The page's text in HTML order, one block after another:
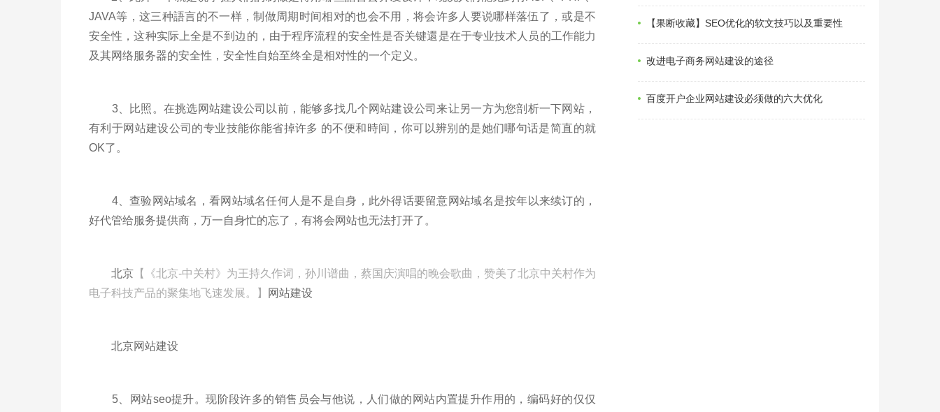
JAVA等，这三种語言的不一样，制做周期时间相对的也会不用，将会许多人要说哪样落伍了，或是不
安全性，这种实际上全是不到边的，由于程序流程的安全性是否关键還是在于专业技术人员的工作能力
及其网络服务器的安全性，安全性自始至终全是相对性的一个定义。
3、比照。在挑选网站建设公司以前，能够多找几个网站建设公司来让另一方为您剖析一下网站，
有利于网站建设公司的专业技能你能省掉许多 的不便和時间，你可以辨别的是她们哪句话是简直的就
OK了。
4、查验网站域名，看网站域名任何人是不是自身，此外得话要留意网站域名是按年以来续订的，
好代管给服务提供商，万一自身忙的忘了，有将会网站也无法打开了。
北京 【《北京-中关村》为王持久作词，孙川谱曲，蔡国庆演唱的晚会歌曲，赞美了北京中关村作为
电子科技产品的聚集地飞速发展。】
网站建设
北京网站建设
5、网站seo提升。现阶段许多的销售员会与他说，人们做的网站内置提升作用的，编码好的仅仅
【果断收藏】SEO优化的软文技巧以及重要性
改进电子商务网站建设的途径
百度开户企业网站建设必须做的六大优化